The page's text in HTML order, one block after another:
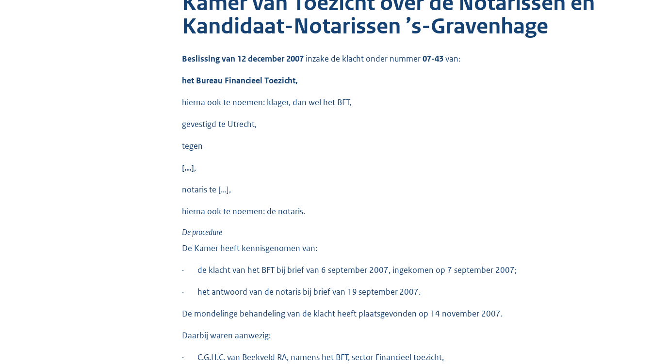
Kandidaat-Notarissen ’s-Gravenhage
Beslissing van 12 december 2007 inzake de klacht onder nummer07-43van:
het Bureau Financieel Toezicht,
hierna ook te noemen: klager, dan wel het BFT,
gevestigd te Utrecht,
tegen
[...],
notaris te [...],
hierna ook te noemen: de notaris.
De procedure
De Kamer heeft kennisgenomen van:
· de klacht van het BFT bij brief van 6 september 2007, ingekomen op 7 september 2007;
· het antwoord van de notaris bij brief van 19 september 2007.
De mondelinge behandeling van de klacht heeft plaatsgevonden op 14 november 2007.
Daarbij waren aanwezig:
· C.G.H.C. van Beekveld RA, namens het BFT, sector Financieel toezicht,